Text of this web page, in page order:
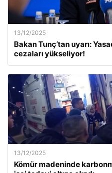
13/12/2025
Bakan Tunç’tan uyarı:
cezaları yükseliyor!
13/12/2025
Kömür madeninde